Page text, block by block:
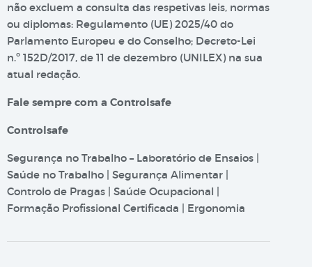
não excluem a consulta das respetivas leis, normas
ou diplomas: Regulamento (UE) 2025/40 do
Parlamento Europeu e do Conselho; Decreto-Lei
n.º 152D/2017, de 11 de dezembro (UNILEX) na sua
atual redação.
Fale sempre com a Controlsafe
Controlsafe
Segurança no Trabalho – Laboratório de Ensaios |
Saúde no Trabalho | Segurança Alimentar |
Controlo de Pragas | Saúde Ocupacional |
Formação Profissional Certificada | Ergonomia